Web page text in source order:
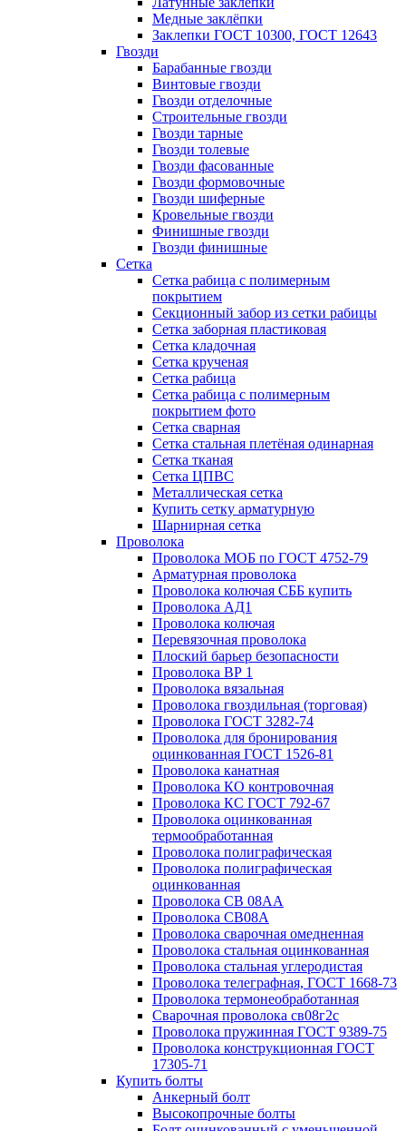
Медные заклёпки
Заклепки ГОСТ 10300, ГОСТ 12643
Гвозди
Барабанные гвозди
Винтовые гвозди
Гвозди отделочные
Строительные гвозди
Гвозди тарные
Гвозди толевые
Гвозди фасованные
Гвозди формовочные
Гвозди шиферные
Кровельные гвозди
Финишные гвозди
Гвозди финишные
Сетка
Сетка рабица с полимерным
покрытием
Секционный забор из сетки рабицы
Сетка заборная пластиковая
Сетка кладочная
Сетка крученая
Сетка рабица
Сетка рабица с полимерным
покрытием фото
Сетка сварная
Сетка стальная плетёная одинарная
Сетка тканая
Сетка ЦПВС
Металлическая сетка
Купить сетку арматурную
Шарнирная сетка
Проволока
Проволока МОБ по ГОСТ 4752-79
Арматурная проволока
Проволока колючая СББ купить
Проволока АД1
Проволока колючая
Перевязочная проволока
Плоский барьер безопасности
Проволока ВР 1
Проволока вязальная
Проволока гвоздильная (торговая)
Проволока ГОСТ 3282-74
Проволока для бронирования
оцинкованная ГОСТ 1526-81
Проволока канатная
Проволока КО контровочная
Проволока КС ГОСТ 792-67
Проволока оцинкованная
термообработанная
Проволока полиграфическая
Проволока полиграфическая
оцинкованная
Проволока СВ 08АА
Проволока СВ08А
Проволока сварочная омедненная
Проволока стальная оцинкованная
Проволока стальная углеродистая
Проволока телеграфная, ГОСТ 1668-73
Проволока термонеобработанная
Сварочная проволока св08г2с
Проволока пружинная ГОСТ 9389-75
Проволока конструкционная ГОСТ
17305-71
Купить болты
Анкерный болт
Высокопрочные болты